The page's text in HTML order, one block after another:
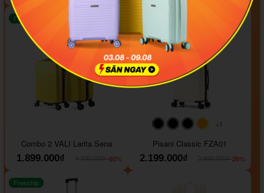
Freeship
Combo 2 VALI Larita Sena
1.899.000₫
-60%
#000000#000000#000000
+1
Freeship
Pisani Classic FZA01
2.199.000₫
-26%
Freeship